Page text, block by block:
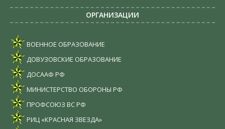
ОРГАНИЗАЦИИ
ВОЕННОЕ ОБРАЗОВАНИЕ
ДОВУЗОВСКИЕ ОБРАЗОВАНИЕ
ДОСААФ РФ
МИНИСТЕРСТВО ОБОРОНЫ РФ
ПРОФСОЮЗ ВС РФ
РИЦ «КРАСНАЯ ЗВЕЗДА»